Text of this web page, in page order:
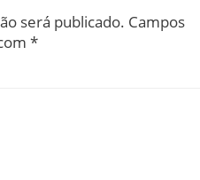
será publicado. Campos
*